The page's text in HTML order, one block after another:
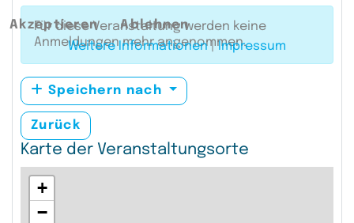
Für diese Veranstaltung werden keine
Anmeldungen mehr angenommen.
Speichern nach
Zurück
Karte der Veranstaltungsorte
+
−
Akzeptieren
Ablehnen
Weitere Informationen|Impressum